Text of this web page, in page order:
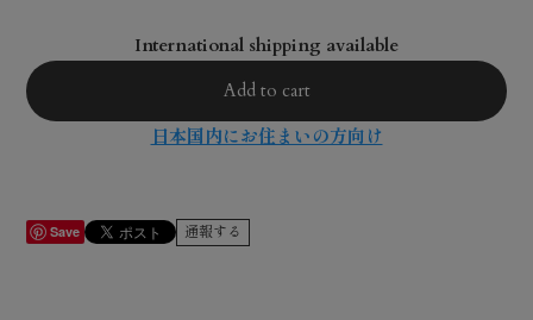
International shipping available
Add to cart
日本国内にお住まいの方向け
Save 通報する